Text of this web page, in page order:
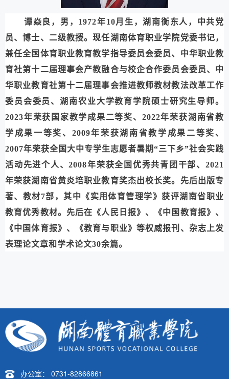
谭焱良，男，1972年10月生，湖南衡东人，中共党
员、博士、二级教授。现任湖南体育职业学院党委书记，
兼任全国体育职业教育教学指导委员会委员、中华职业教
育社第十二届理事会产教融合与校企合作委员会委员、 中
华职业教育社第十二届理事会推进教师教材教法改革工作
委员会委员、湖南农业大学教育学院硕士研究生导师。
2023年荣获国家教学成果二等奖、 2022年荣获湖南省教
学成果一等奖、 2009年荣获湖南省教学成果二等奖 、
2007年荣获全国大中专学生志愿者暑期“三下乡”社会实践
活动先进个人、2008年荣获全国优秀共青团干部、2021
年荣获湖南省黄炎培职业教育奖杰出校长奖。先后出版专
著、教材7部，其中《实用体育管理学》获评湖南省职业
教育优秀教材。先后在《人民日报》、《中国教育报》、
《中国体育报》、《教育与职业》等权威报刊、杂志上发
表理论文章和学术论文30余篇。
办公室： 0731-82866861